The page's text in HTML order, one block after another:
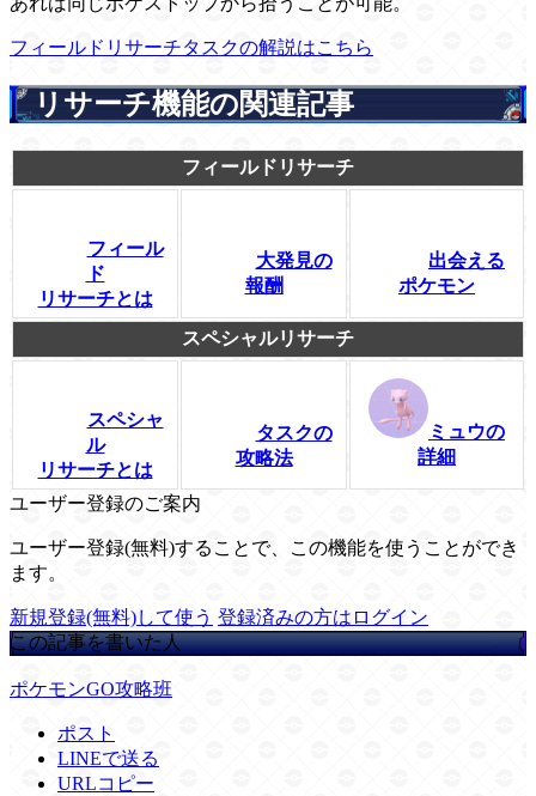
フィールドリサーチタスクの解説はこちら
リサーチ機能の関連記事
フィールドリサーチ
フィール
ド
リサーチとは
大発見の
報酬
出会える
ポケモン
スペシャルリサーチ
スペシャ
ル
リサーチとは
タスクの
攻略法
ミュウの
詳細
ユーザー登録のご案内
ユーザー登録(無料)することで、この機能を使うことができ
ます。
新規登録(無料)して使う 登録済みの方はログイン
この記事を書いた人
ポケモンGO攻略班
ポスト
LINEで送る
URLコピー